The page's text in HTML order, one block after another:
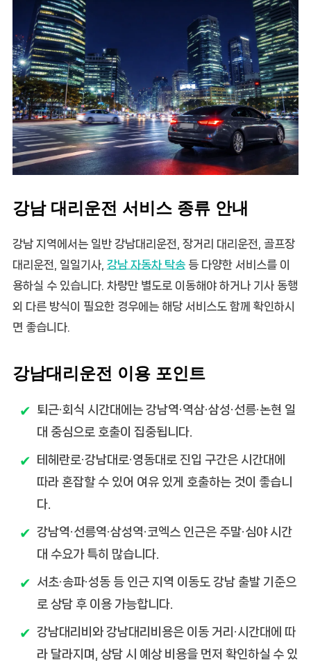
강남 대리운전 서비스 종류 안내
강남 지역에서는 일반 강남대리운전 , 장거리 대리운전, 골프장
대리운전, 일일기사, 강남 자동차 탁송등 다양한 서비스를 이
용하실 수 있습니다. 차량만 별도로 이동해야 하거나 기사 동행
외 다른 방식이 필요한 경우에는 해당 서비스도 함께 확인하시
면 좋습니다.
강남대리운전 이용 포인트
퇴근·회식 시간대에는 강남역·역삼·삼성·선릉·논현 일
대 중심으로 호출이 집중됩니다.
테헤란로·강남대로·영동대로 진입 구간은 시간대에
따라 혼잡할 수 있어 여유 있게 호출하는 것이 좋습니
다.
강남역·선릉역·삼성역·코엑스 인근은 주말·심야 시간
대 수요가 특히 많습니다.
서초·송파·성동 등 인근 지역 이동도 강남 출발 기준으
로 상담 후 이용 가능합니다.
강남대리비 와강남대리비용은 이동 거리·시간대에 따
라 달라지며, 상담 시 예상 비용을 먼저 확인하실 수 있